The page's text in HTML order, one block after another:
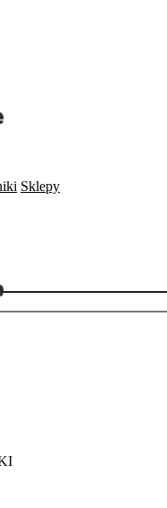
Sklepy